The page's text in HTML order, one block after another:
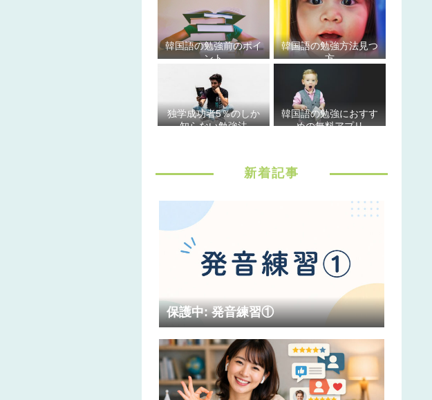
韓国語の勉強前のポイ
ント
韓国語の勉強方法見つ
方
独学成功者5％のしか
知らない勉強法
韓国語の勉強におすす
めの無料アプリ
新着記事
保護中: 発音練習①